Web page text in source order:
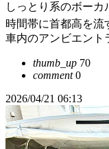
しっとり系のボー
時間帯に首都高を流
車内のアンビエント
thumb_up 70
comment0
2026/04/21 06:13